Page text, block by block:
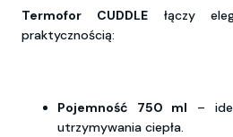
Termofor CUDDLEłączy
praktycznością:
Pojemność 750 ml –
utrzymywania ciepła.